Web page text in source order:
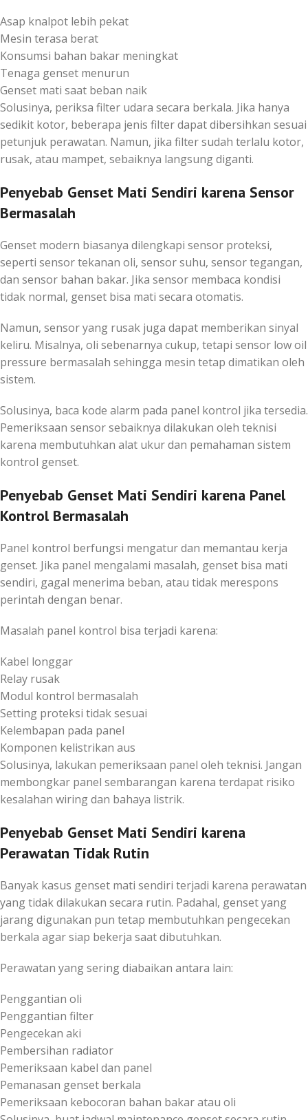
Asap knalpot lebih pekat
Mesin terasa berat
Konsumsi bahan bakar meningkat
Tenaga genset menurun
Genset mati saat beban naik
Solusinya, periksa filter udara secara berkala. Jika hanya
sedikit kotor, beberapa jenis filter dapat dibersihkan sesuai
petunjuk perawatan. Namun, jika filter sudah terlalu kotor,
rusak, atau mampet, sebaiknya langsung diganti.
Penyebab Genset Mati Sendiri karena Sensor
Bermasalah
Genset modern biasanya dilengkapi sensor proteksi,
seperti sensor tekanan oli, sensor suhu, sensor tegangan,
dan sensor bahan bakar. Jika sensor membaca kondisi
tidak normal, genset bisa mati secara otomatis.
Namun, sensor yang rusak juga dapat memberikan sinyal
keliru. Misalnya, oli sebenarnya cukup, tetapi sensor low oil
pressure bermasalah sehingga mesin tetap dimatikan oleh
sistem.
Solusinya, baca kode alarm pada panel kontrol jika tersedia.
Pemeriksaan sensor sebaiknya dilakukan oleh teknisi
karena membutuhkan alat ukur dan pemahaman sistem
kontrol genset.
Penyebab Genset Mati Sendiri karena Panel
Kontrol Bermasalah
Panel kontrol berfungsi mengatur dan memantau kerja
genset. Jika panel mengalami masalah, genset bisa mati
sendiri, gagal menerima beban, atau tidak merespons
perintah dengan benar.
Masalah panel kontrol bisa terjadi karena:
Kabel longgar
Relay rusak
Modul kontrol bermasalah
Setting proteksi tidak sesuai
Kelembapan pada panel
Komponen kelistrikan aus
Solusinya, lakukan pemeriksaan panel oleh teknisi. Jangan
membongkar panel sembarangan karena terdapat risiko
kesalahan wiring dan bahaya listrik.
Penyebab Genset Mati Sendiri karena
Perawatan Tidak Rutin
Banyak kasus genset mati sendiri terjadi karena perawatan
yang tidak dilakukan secara rutin. Padahal, genset yang
jarang digunakan pun tetap membutuhkan pengecekan
berkala agar siap bekerja saat dibutuhkan.
Perawatan yang sering diabaikan antara lain:
Penggantian oli
Penggantian filter
Pengecekan aki
Pembersihan radiator
Pemeriksaan kabel dan panel
Pemanasan genset berkala
Pemeriksaan kebocoran bahan bakar atau oli